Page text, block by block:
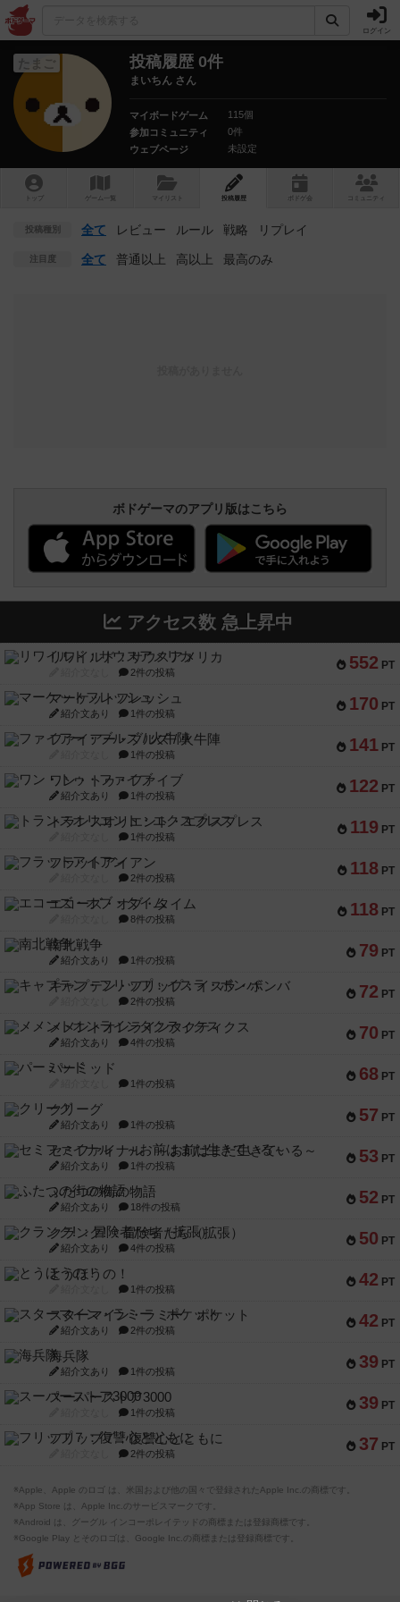
ログイン
たまご 投稿履歴 0件
まいちん さん
マイボードゲーム
115個
参加コミュニティ
0件
ウェブページ
未設定
トップ ゲーム一覧 マイリスト 投稿履歴 ボ ドゲ コミュニティ
投稿種別 全て レビュー ルール 戦略 リプレイ
注目度 全て 普通以上 高以上 最高のみ
ボドゲーマのアプリ版はこちら
アクセス数 急上昇中
552 PT
リワイルド：サウスアメリカ
2件の投稿
170 PT
マーケットフレッシュ
紹介文あり 1件の投稿
141 PT
ファイアー・ブルズ / 火牛陣
1件の投稿
122 PT
ワン・トゥ・ファイブ
紹介文あり 1件の投稿
119 PT
トランスオリエント・エクスプレス
1件の投稿
118 PT
フラットアイアン
2件の投稿
118 PT
エコーズ・オブ・タイム
8件の投稿
79 PT
南北戦争
紹介文あり 1件の投稿
72 PT
キャプテン・フリップ：イスラ・ボンバ
2件の投稿
70 PT
メメントオンラインタクティクス
紹介文あり 4件の投稿
68 PT
パーミッド
1件の投稿
57 PT
クリーグ
紹介文あり 1件の投稿
53 PT
セミファイナル ～お前はまだ生きている～
紹介文あり 1件の投稿
52 PT
ふたつの街の物語
紹介文あり 18件の投稿
50 PT
クランク! ：冒険者たち（拡張）
紹介文あり 4件の投稿
42 PT
とうほうの！
1件の投稿
42 PT
スターマイン・ラミー ポケット
紹介文あり 2件の投稿
39 PT
海兵隊
紹介文あり 1件の投稿
39 PT
スーパーストア3000
1件の投稿
37 PT
フリップ７：復讐心とともに
2件の投稿
※Apple、Apple のロゴ は、米国および他の国々で登録されたApple Inc.の商標です。
※App Store は、Apple Inc.のサービスマークです。
※Android は、グーグル インコーポレイテッドの商標または登録商標です。
※Google Play とそのロゴは、Google Inc.の商標または登録商標です。